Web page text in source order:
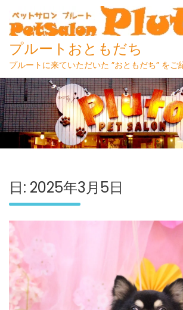
Skip
to
content
プルートおともだち
プルートに来ていただいた ”おともだち” をご
日: 2025年3月5日